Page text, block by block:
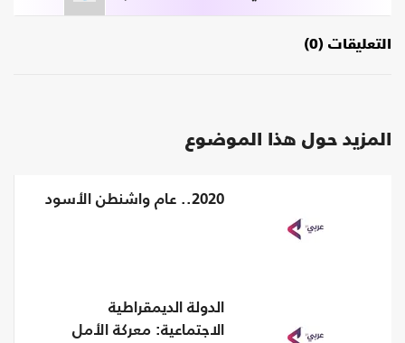
التعليقات (0)
المزيد حول هذا الموضوع
2020.. عام واشنطن الأسود
الدولة الديمقراطية
الاجتماعية: معركة الأمل